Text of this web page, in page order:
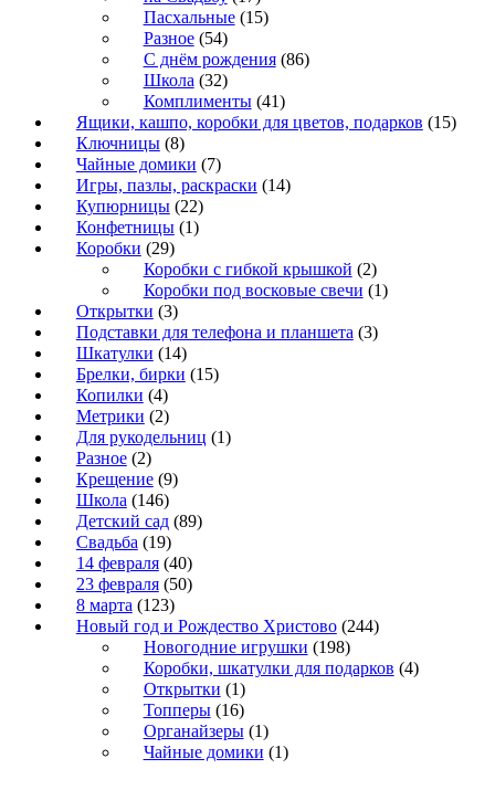
Пасхальные (15)
Разное (54)
С днём рождения (86)
Школа (32)
Комплименты (41)
Ящики, кашпо, коробки для цветов, подарков (15)
Ключницы (8)
Чайные домики (7)
Игры, пазлы, раскраски (14)
Купюрницы (22)
Конфетницы (1)
Коробки (29)
Коробки с гибкой крышкой (2)
Коробки под восковые свечи (1)
Открытки (3)
Подставки для телефона и планшета (3)
Шкатулки (14)
Брелки, бирки (15)
Копилки (4)
Метрики (2)
Для рукодельниц (1)
Разное (2)
Крещение (9)
Школа (146)
Детский сад (89)
Свадьба (19)
14 февраля (40)
23 февраля (50)
8 марта (123)
Новый год и Рождество Христово (244)
Новогодние игрушки (198)
Коробки, шкатулки для подарков (4)
Открытки (1)
Топперы (16)
Органайзеры (1)
Чайные домики (1)